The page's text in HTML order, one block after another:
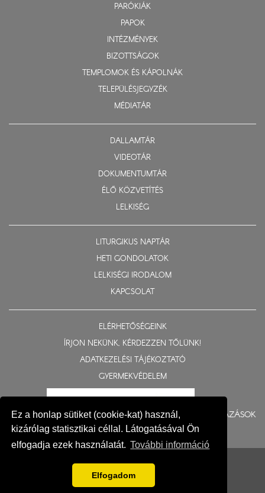
Ez a honlap sütiket (cookie-kat) használ,
kizárólag statisztikai céllal. Látogatásával Ön
elfogadja ezek használatát. További információ
Elfogadom
PARÓKIÁK
PAPOK
INTÉZMÉNYEK
BIZOTTSÁGOK
TEMPLOMOK ÉS KÁPOLNÁK
TELEPÜLÉSJEGYZÉK
MÉDIATÁR
DALLAMTÁR
VIDEOTÁR
DOKUMENTUMTÁR
ÉLŐ KÖZVETÍTÉS
LELKISÉG
LITURGIKUS NAPTÁR
HETI GONDOLATOK
LELKISÉGI IRODALOM
KAPCSOLAT
ELÉRHETŐSÉGEINK
ÍRJON NEKÜNK, KÉRDEZZEN TŐLÜNK!
ADATKEZELÉSI TÁJÉKOZTATÓ
GYERMEKVÉDELEM
BERUHÁZÁSOK
Impresszum